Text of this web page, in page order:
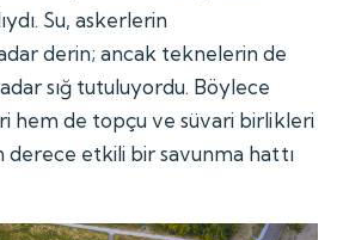
Su, askerlerin
derin; ancak teknelerin de
sığ tutuluyordu. Böylece
hem de topçu ve süvari birlikleri
derece etkili bir savunma hattı